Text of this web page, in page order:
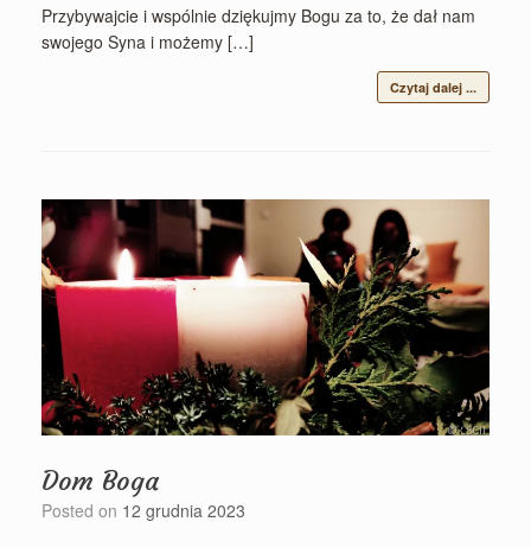
Przybywajcie i wspólnie dziękujmy Bogu za to, że dał nam
swojego Syna i możemy […]
Czytaj dalej ...
Dom Boga
Posted on 12 grudnia 2023